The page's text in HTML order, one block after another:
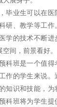
毕业生可以在
研、教学等工
学的技术不断
间，前景看好。
科班是一个值
作的学生来说。
知识和技能，
科班将为学生